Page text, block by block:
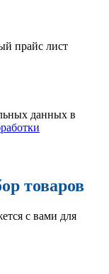
прайс лист
данных в
товаров
с вами для